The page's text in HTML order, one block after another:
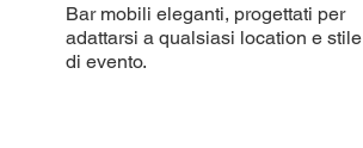
Bar mobili eleganti, progettati per
adattarsi a qualsiasi location e stile
di evento.